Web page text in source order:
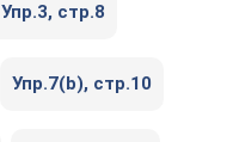
Упр.3, cтр.8
Упр.7(b), cтр.10